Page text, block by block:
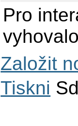
Pro
Založit
Tiskni